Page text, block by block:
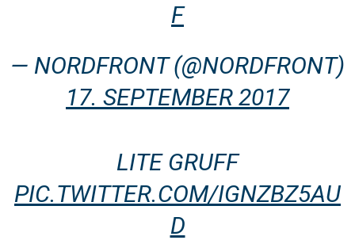
F
— NORDFRONT (@NORDFRONT)
17. SEPTEMBER 2017
LITE GRUFF
PIC.TWITTER.COM/IGNZBZ5AU
D